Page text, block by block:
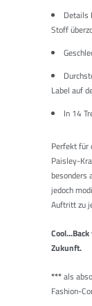
Details
Stoff
Label auf
In 14
Perfekt für
Paisley-
besonders
jedoch
Auftritt zu
Zukunft.
***als
Fashion-